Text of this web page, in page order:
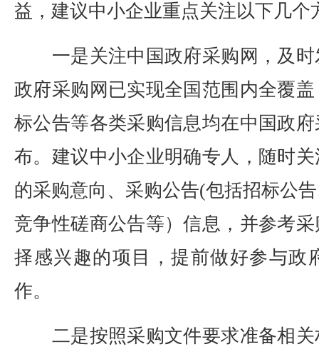
益，建议中小企业重点关注以下几个
一是关注中国政府采购网，及时
政府采购网已实现全国范围内全覆
标公告等各类采购信息均在中国政
布。建议中小企业明确专人，随时
的采购意向、采购公告(包括招标公
竞争性磋商公告等）信息，并参考
择感兴趣的项目，提前做好参与政
作。
二是按照采购文件要求准备相关